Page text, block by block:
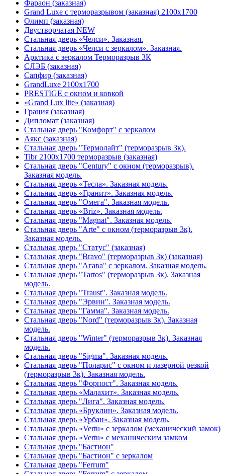
Фараон (заказная)
Grand Luxe с терморазрывом (заказная) 2100х1700
Олимп (заказная)
Двустворчатая NEW
Стальная дверь «Челси». Заказная.
Стальная дверь «Челси с зеркалом». Заказная.
Арктика с зеркалом Терморазрыв 3К
СЛЭБ (заказная)
Сапфир (заказная)
GrandLuxe 2100х1700
PRESTIGE с окном и ковкой
«Grand Lux lite» (заказная)
Гpация (заказная)
Дипломат (заказная)
Стальная дверь "Комфорт" с зеркалом
Аякс (заказная)
Стальная дверь "Термолайт" (терморазрыв 3к).
Tibr 2100х1700 терморазрыв (заказная)
Стальная дверь "Century" с окном (терморазрыв).
Заказная модель.
Стальная дверь «Тесла». Заказная модель.
Стальная дверь «Гранит». Заказная модель.
Стальная дверь "Омега". Заказная модель.
Стальная дверь «Briz». Заказная модель.
Стальная дверь "Magnat". Заказная модель.
Стальная дверь "Arte" с окном (терморазрыв 3к).
Заказная модель.
Стальная дверь "Статус" (заказная)
Стальная дверь "Bravo" (терморазрыв 3к) (заказная)
Стальная дверь "Агава" с зеркалом. Заказная модель.
Стальная дверь "Tartos" (терморазрыв 3к). Заказная
модель.
Стальная дверь "Traust". Заказная модель.
Стальная дверь "Эрвин". Заказная модель.
Стальная дверь "Гамма". Заказная модель.
Стальная дверь "Nord" (терморазрыв 3к). Заказная
модель.
Стальная дверь "Winter" (терморазрыв 3к). Заказная
модель.
Стальная дверь "Sigma". Заказная модель.
Стальная дверь "Поларис" с окном и лазерной резкой
(терморазрыв 3к). Заказная модель.
Стальная дверь "Форпост". Заказная модель.
Стальная дверь «Малахит». Заказная модель.
Стальная дверь "Лига". Заказная модель.
Стальная дверь «Бруклин». Заказная модель.
Стальная дверь «Урбан». Заказная модель.
Стальная дверь «Vertu» с зеркалом (механический замок)
Стальная дверь «Vertu» с механическим замком
Стальная дверь "Бастион"
Стальная дверь "Бастион" с зеркалом
Стальная дверь "Ferrum"